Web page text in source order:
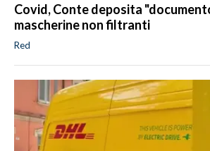
Covid, Conte deposita
mascherine non filtranti
Red